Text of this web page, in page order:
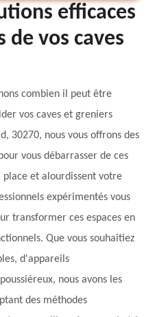
efficaces
de vos caves
combien il peut être
vos caves et greniers
30270, nous vous offrons des
vous débarrasser de ces
et alourdissent votre
expérimentés vous
transformer ces espaces en
Que vous souhaitiez
d'appareils
nous avons les
des méthodes